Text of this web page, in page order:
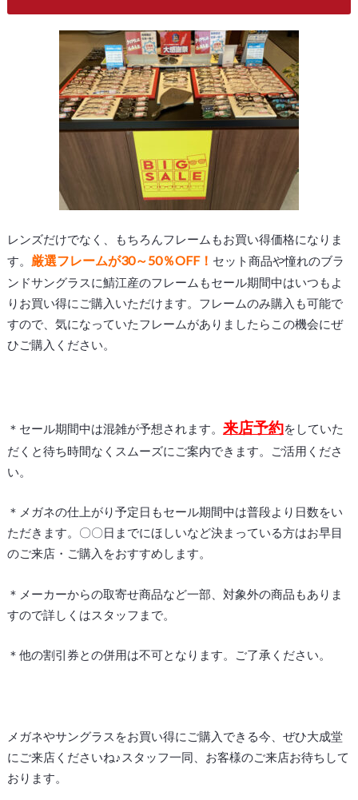
レンズだけでなく、もちろんフレームもお買い得価格になりま
す。 厳選フレームが30～50％OFF！ セット商品や憧れのブラ
ンドサングラスに鯖江産のフレームもセール期間中はいつもよ
りお買い得にご購入いただけます。フレームのみ購入も可能で
すので、気になっていたフレームがありましたらこの機会にぜ
ひご購入ください。
＊セール期間中は混雑が予想されます。 来店予約をしていた
だくと待ち時間なくスムーズにご案内できます。ご活用くださ
い。
＊メガネの仕上がり予定日もセール期間中は普段より日数をい
ただきます。〇〇日までにほしいなど決まっている方はお早目
のご来店・ご購入をおすすめします。
＊メーカーからの取寄せ商品など一部、対象外の商品もありま
すので詳しくはスタッフまで。
＊他の割引券との併用は不可となります。ご了承ください。
メガネやサングラスをお買い得にご購入できる今、ぜひ大成堂
にご来店くださいね♪スタッフ一同、お客様のご来店お待ちして
おります。